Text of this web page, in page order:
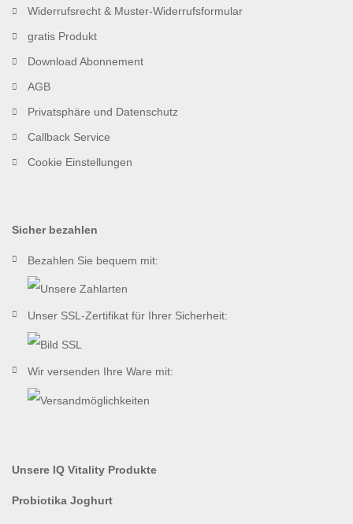
Widerrufsrecht & Muster-Widerrufsformular
gratis Produkt
Download Abonnement
AGB
Privatsphäre und Datenschutz
Callback Service
Cookie Einstellungen
Sicher bezahlen
Bezahlen Sie bequem mit:
Unser SSL-Zertifikat für Ihrer Sicherheit:
Wir versenden Ihre Ware mit:
Unsere IQ Vitality Produkte
Probiotika Joghurt